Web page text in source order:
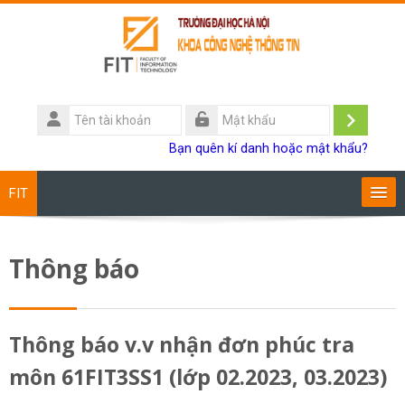
Tên
tài
Đăng
Bạn quên kí danh hoặc mật khẩu?
FIT
Giảng viên
Sinh viên
Research
Thông báo
Thông báo v.v nhận đơn phúc tra
môn 61FIT3SS1 (lớp 02.2023, 03.2023)